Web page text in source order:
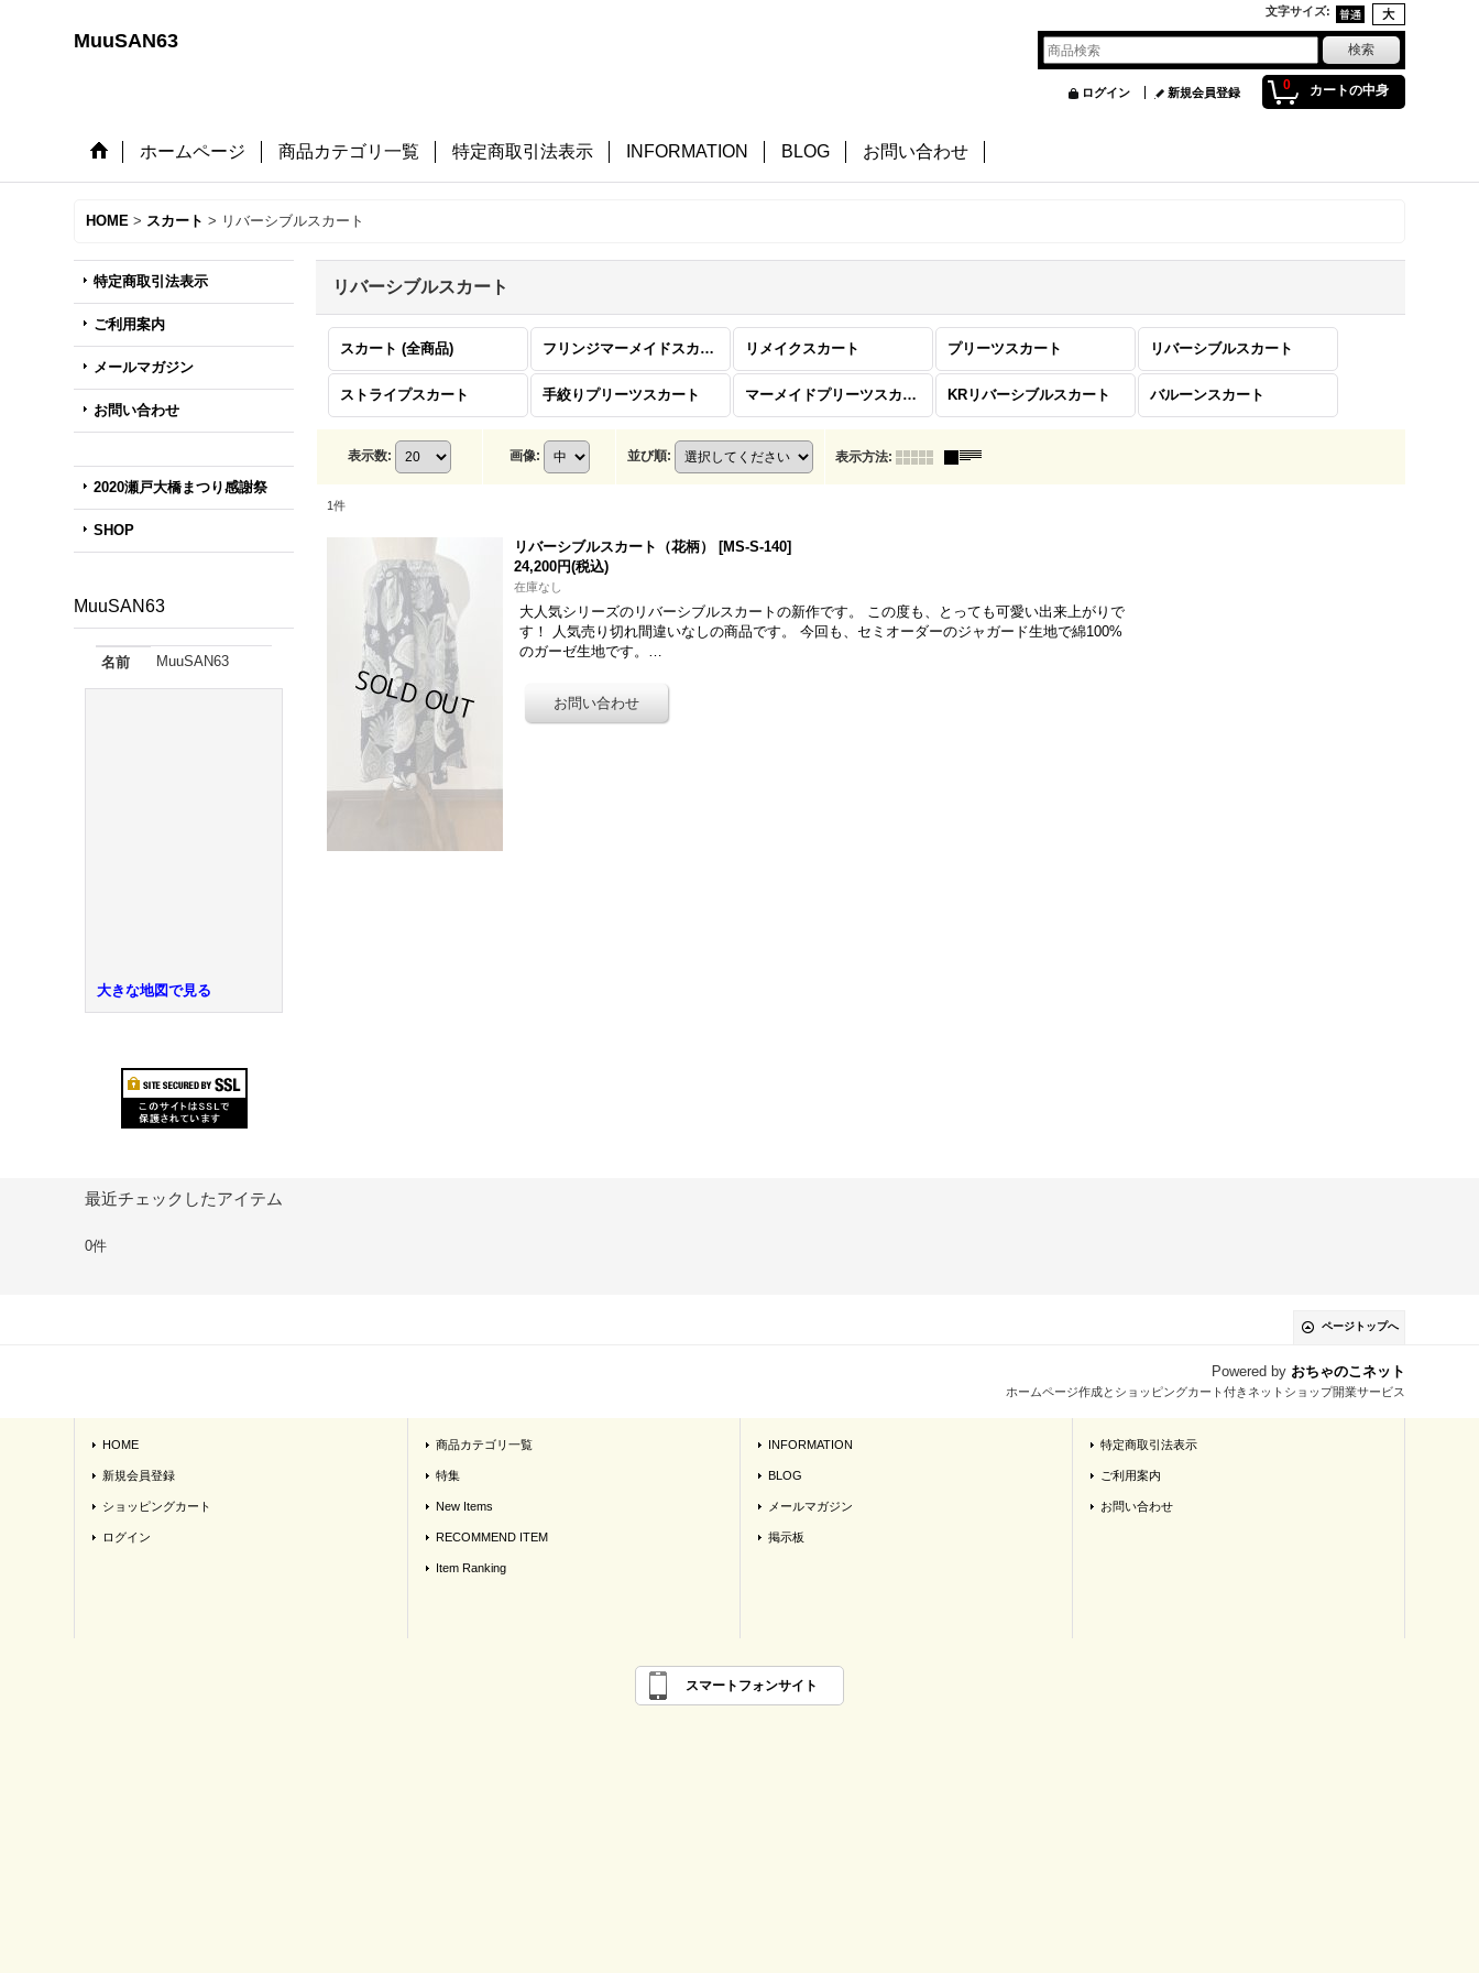
文字サイズ:
MuuSAN63
0 カートの中身
ログイン 新規会員登録
ホームページ 商品カテゴリ一覧 特定商取引法表示 INFORMATION BLOG お問い合わせ
HOME > スカート > リバーシブルスカート
特定商取引法表示
ご利用案内
メールマガジン
お問い合わせ
2020瀬戸大橋まつり感謝祭
SHOP
MuuSAN63
名前 MuuSAN63
大きな地図で見る
リバーシブルスカート
スカート (全商品) フリンジマーメイドスカート リメイクスカート プリーツスカート リバーシブルスカート
ストライプスカート 手絞りプリーツスカート マーメイドプリーツスカート KRリバーシブルスカート バルーンスカート
表示数: 画像: 並び順: 表示方法:
1件
リバーシブルスカート（花柄） [MS-S-140]
24,200円(税込)
在庫なし
大人気シリーズのリバーシブルスカートの新作です。 この度も、とっても可愛い出来上がりで
す！ 人気売り切れ間違いなしの商品です。 今回も、セミオーダーのジャガード生地で綿100%
のガーゼ生地です。…
最近チェックしたアイテム
0件
ページトップへ
Powered by おちゃのこネット
ホームページ作成とショッピングカート付きネットショップ開業サービス
HOME
新規会員登録
ショッピングカート
ログイン
商品カテゴリ一覧
特集
New Items
RECOMMEND ITEM
Item Ranking
INFORMATION
BLOG
メールマガジン
掲示板
特定商取引法表示
ご利用案内
お問い合わせ
スマートフォンサイト